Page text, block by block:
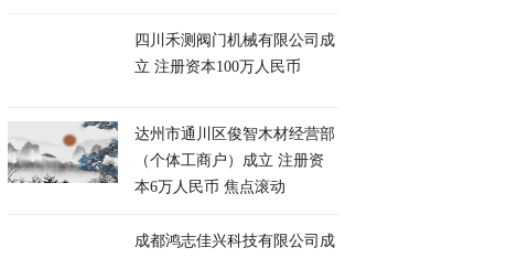
四川禾测阀门机械有限公司成
立 注册资本100万人民币
达州市通川区俊智木材经营部
（个体工商户）成立 注册资
本6万人民币 焦点滚动
成都鸿志佳兴科技有限公司成